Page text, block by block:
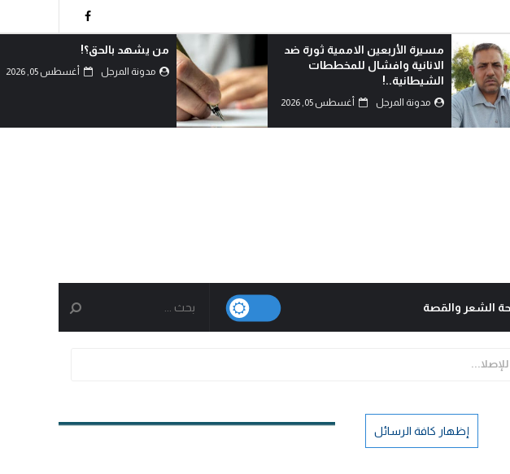
من يشهد بالحق؟!
مدونة المرجل أغسطس 05, 2026
لماذا تعادي السعودية اليمن؟!
مدونة المرجل أغسطس 05, 2026
الشعر والقصة
إظهار كافة الرسائل